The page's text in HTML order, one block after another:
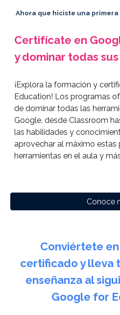
Ahora que hiciste una
Certifícate en
y dominar todas
¡Explora la formación y
Education! Los programas
de dominar todas las
Google, desde Classroom
las habilidades y
aprovechar al máximo estas
herramientas en el aula y
Conoce
Conviértete
certificado y lleva
enseñanza al
Google for